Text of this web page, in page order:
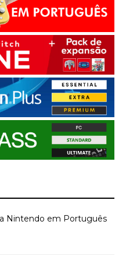
Nintendo em Português